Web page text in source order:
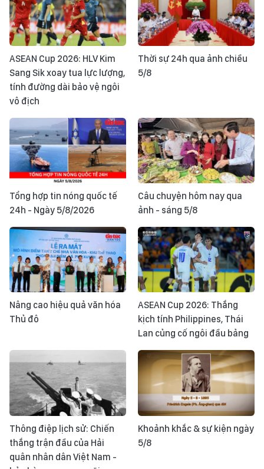
ASEAN Cup 2026: HLV Kim
Sang Sik xoay tua lực lượng,
tính đường dài bảo vệ ngôi
vô địch
Thời sự 24h qua ảnh chiều
5/8
Tổng hợp tin nóng quốc tế
24h - Ngày 5/8/2026
Câu chuyện hôm nay qua
ảnh - sáng 5/8
Nâng cao hiệu quả văn hóa
Thủ đô
ASEAN Cup 2026: Thắng
kịch tính Philippines, Thái
Lan củng cố ngôi đầu bảng
Thông điệp lịch sử: Chiến
thắng trận đầu của Hải
quân nhân dân Việt Nam -
Khoảnh khắc & sự kiện ngày
5/8